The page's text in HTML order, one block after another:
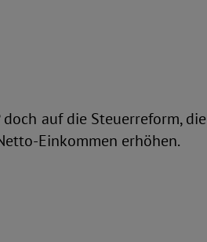
auf die Steuerreform, die
Einkommen erhöhen.